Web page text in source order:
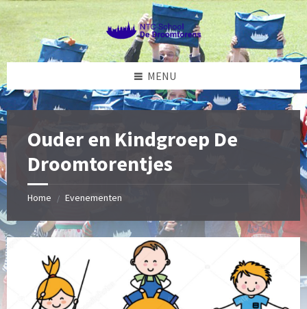
Skip
content
Skip
left
sidebar
Skip
right
sidebar
Skip
footer
MENU
Ouder en Kindgroep De
Droomtorentjes
Home / Evenementen